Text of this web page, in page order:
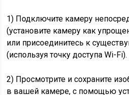
1) Подключите камеру
(установите камеру как
или присоединитесь к
(используя точку доступа Wi-Fi).
2) Просмотрите и сохраните
в вашей камере, с помощью